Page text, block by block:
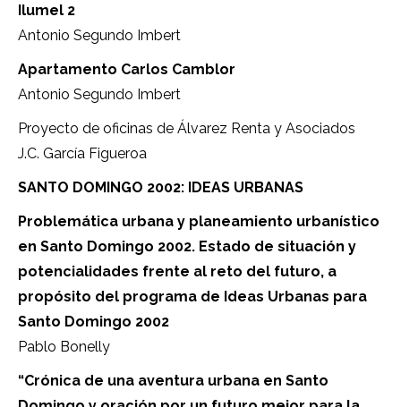
Ilumel 2
Antonio Segundo Imbert
Apartamento Carlos Camblor
Antonio Segundo Imbert
Proyecto de oficinas de Álvarez Renta y Asociados
J.C. García Figueroa
SANTO DOMINGO 2002: IDEAS URBANAS
Problemática urbana y planeamiento urbanístico
en Santo Domingo 2002. Estado de situación y
potencialidades frente al reto del futuro, a
propósito del programa de Ideas Urbanas para
Santo Domingo 2002
Pablo Bonelly
“Crónica de una aventura urbana en Santo